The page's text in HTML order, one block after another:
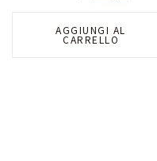
AGGIUNGI AL
CARRELLO